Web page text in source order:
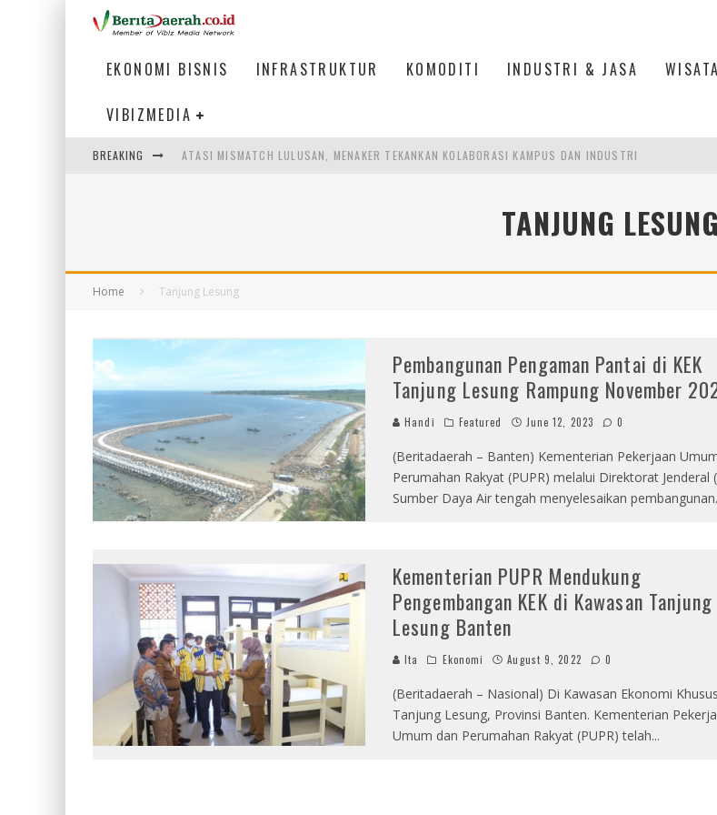
EKONOMI BISNIS INFRASTRUKTUR KOMODITI INDUSTRI & JASA
VIBIZMEDIA
BREAKING ATASI MISMATCH LULUSAN, MENAKER TEKANKAN KOLABORASI KAMPUS DAN INDUSTRI
LOGO BARU BANK BANTEN CERMINKAN KEPERCAYAAN, SEMANGAT, DAN HARAPAN BESAR
TANJUNG LESUNG
Home Tanjung Lesung
Pembangunan Pengaman Pantai di KEK
Tanjung Lesung Rampung November
Handi Featured June 12, 2023 0
(Beritadaerah – Banten) Kementerian Pekerjaan
Perumahan Rakyat (PUPR) melalui Direktorat Jenderal
Sumber Daya Air tengah menyelesaikan pembangunan
Kementerian PUPR Mendukung
Pengembangan KEK di Kawasan Tanjung
Lesung Banten
Ita Ekonomi August 9, 2022 0
(Beritadaerah – Nasional) Di Kawasan Ekonomi
Tanjung Lesung, Provinsi Banten. Kementerian
Umum dan Perumahan Rakyat (PUPR) telah...